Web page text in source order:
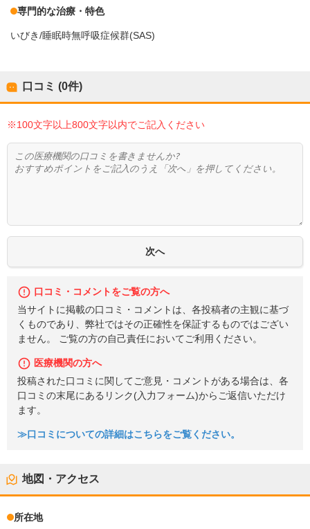
専門的な治療・特色
いびき/睡眠時無呼吸症候群(SAS)
口コミ (0件)
※100文字以上800文字以内でご記入ください
口コミ・コメントをご覧の方へ
当サイトに掲載の口コミ・コメントは、各投稿者の主観に基づ
くものであり、弊社ではその正確性を保証するものではござい
ません。 ご覧の方の自己責任においてご利用ください。
医療機関の方へ
投稿された口コミに関してご意見・コメントがある場合は、各
口コミの末尾にあるリンク(入力フォーム)からご返信いただけ
ます。
≫口コミについての詳細はこちらをご覧ください。
地図・アクセス
所在地